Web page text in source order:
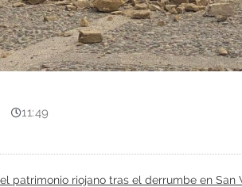
11:49
patrimonio riojano tras el derrumbe en San